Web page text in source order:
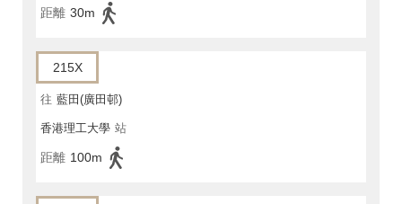
距離 30m
215X
往 藍田(廣田邨)
香港理工大學 站
距離 100m